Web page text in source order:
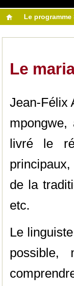
Le programme
Le
Jean-Félix
livré le
de la
etc.
Le
possible,